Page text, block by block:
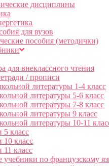
дисциплины
для вузов
пособия (методички)
для внеклассного чтения
/ прописи
литературы 1-4 класс
литературы 5-6 класс
литературы 7-8 класс
литературы 9 класс
литературы 10-11
5 класс
10 класс
класс
учебники по французскому